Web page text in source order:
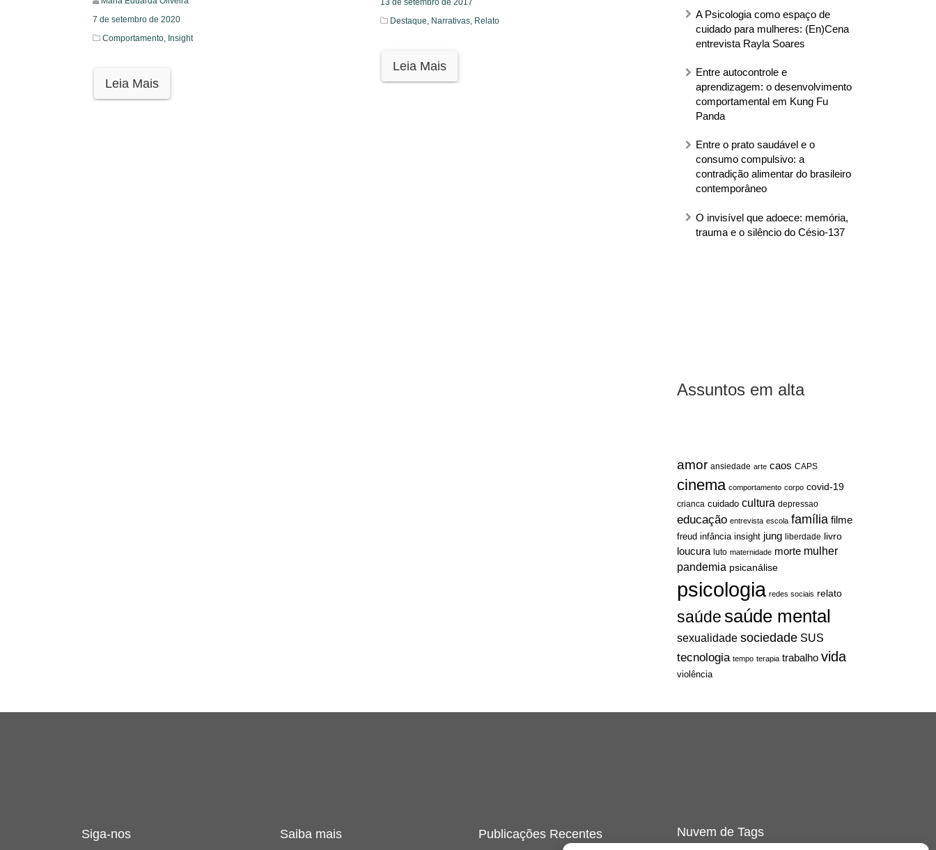
A Psicologia como espaço de
cuidado para mulheres: (En)Cena
entrevista Rayla Soares
Entre autocontrole e
aprendizagem: o desenvolvimento
comportamental em Kung Fu
Panda
Entre o prato saudável e o
consumo compulsivo: a
contradição alimentar do brasileiro
contemporâneo
O invisível que adoece: memória,
trauma e o silêncio do Césio-137
Assuntos em alta
amor ansiedade arte caos CAPS
cinema comportamento corpo covid-19
crianca cuidado cultura depressao
educação entrevista escola família filme
freud infância insight jung liberdade livro
loucura luto maternidade morte mulher
pandemia psicanálise
psicologia redes sociais relato
saúdesaúde mental
sexualidade sociedade SUS
tecnologia tempo terapia trabalho vida
violência
7 de setembro de 2020
Comportamento, Insight
Leia Mais
Destaque, Narrativas, Relato
Leia Mais
Siga-nos Saiba mais Publicações Recentes Nuvem de Tags